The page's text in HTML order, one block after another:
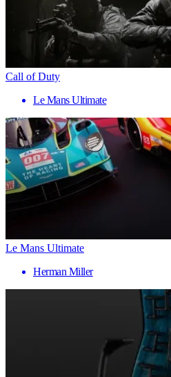
Call of Duty
Le Mans Ultimate
Le Mans Ultimate
Herman Miller